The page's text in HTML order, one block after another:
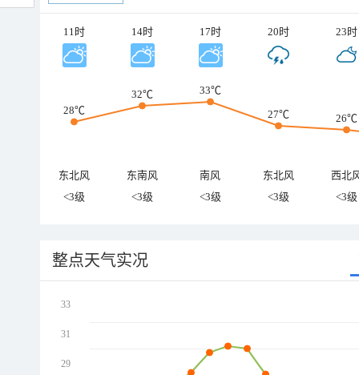
11时 14时 17时 20时 23时
28℃
32℃
33℃
27℃
26℃
东北风 东南风 南风 东北风
西北
<3级
<3级 <3级 <3级 <3级
整点天气实况
33
31
29